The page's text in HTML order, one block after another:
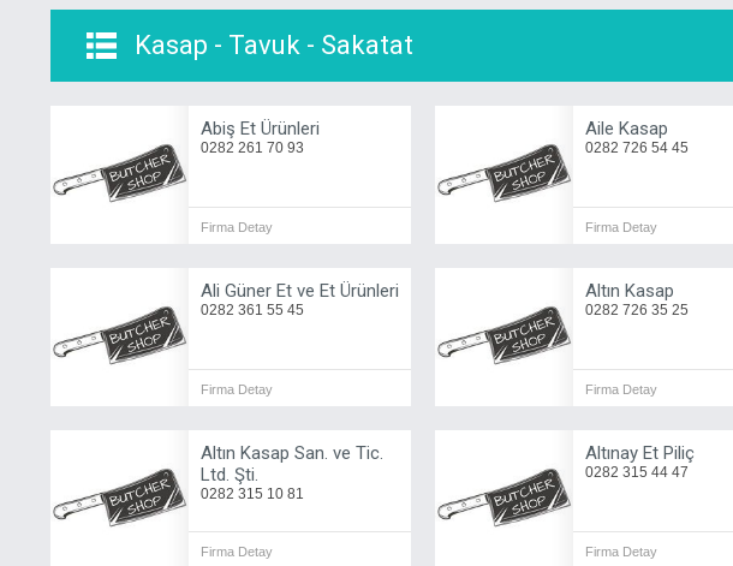
Kasap - Tavuk - Sakatat
Abiş Et Ürünleri
0282 261 70 93
Firma Detay
Aile Kasap
0282 726 54 45
Firma Detay
Ali Güner Et ve Et Ürünleri
0282 361 55 45
Firma Detay
Altın Kasap
0282 726 35 25
Firma Detay
Altın Kasap San. ve Tic.
Ltd. Şti.
0282 315 10 81
Firma Detay
Altınay Et Piliç
0282 315 44 47
Firma Detay